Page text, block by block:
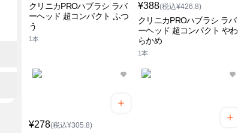
クリニカPROハブラシ ラバ
ーヘッド 超コンパクト ふつ
う
1本
¥388(税込¥426.8)
クリニカPROハブラシ ラバ
ーヘッド 超コンパクト やわ
らかめ
1本
¥278(税込¥305.8)